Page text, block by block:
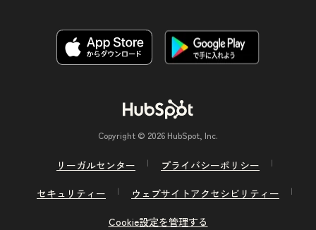
Copyright © 2026 HubSpot, Inc.
リーガルセンター
プライバシーポリシー
セキュリティー
ウェブサイトアクセシビリティー
Cookie設定を管理する